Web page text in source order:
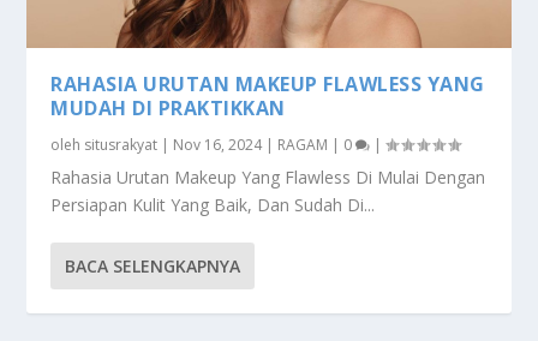
RAHASIA URUTAN MAKEUP FLAWLESS YANG
MUDAH DI PRAKTIKKAN
oleh situsrakyat | Nov 16, 2024| RAGAM | 0 |
Rahasia Urutan Makeup Yang Flawless Di Mulai Dengan
Persiapan Kulit Yang Baik, Dan Sudah Di...
BACA SELENGKAPNYA